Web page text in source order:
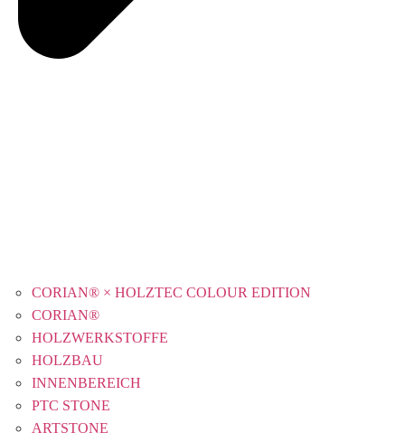
CORIAN® × HOLZTEC COLOUR EDITION
CORIAN®
HOLZWERKSTOFFE
HOLZBAU
INNENBEREICH
PTC STONE
ARTSTONE